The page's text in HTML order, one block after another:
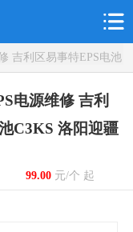
吉利区易事特EPS电池
电源维修 吉利
C3KS 洛阳迎疆
99.00元/个 起